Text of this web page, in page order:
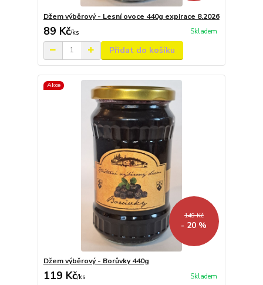
Džem výběrový - Lesní ovoce 440g expirace 8.2026
89 Kč/ks Skladem
Přidat do košíku
Akce
149 Kč
- 20 %
Džem výběrový - Borůvky 440g
119 Kč/ks Skladem